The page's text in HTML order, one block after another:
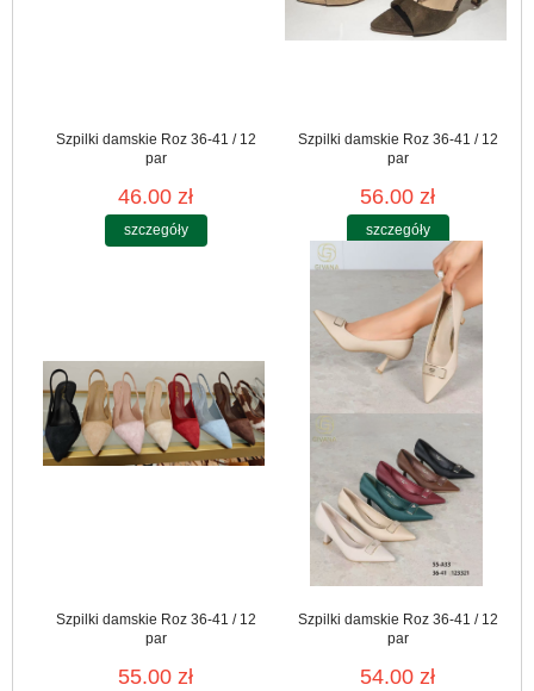
Szpilki damskie Roz 36-41 / 12
par
46.00 zł
szczegóły
Szpilki damskie Roz 36-41 / 12
par
56.00 zł
szczegóły
Szpilki damskie Roz 36-41 / 12
par
55.00 zł
Szpilki damskie Roz 36-41 / 12
par
54.00 zł